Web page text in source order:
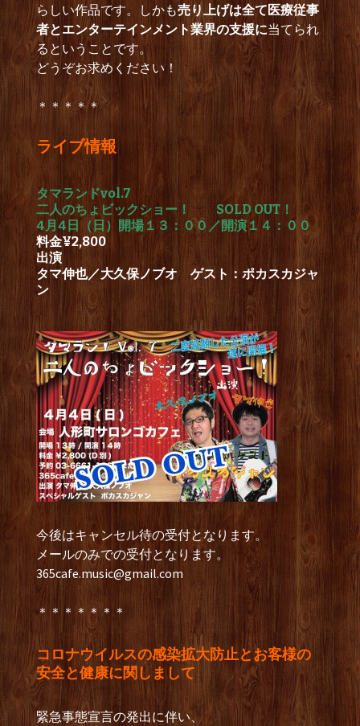
らしい作品です。しかも売り上げは全て医療従事
者とエンターテインメント業界の支援に当てられ
るということです。
どうぞお求めください！
＊＊＊＊＊
ライブ情報
タマランドvol.7
二人のちょビックショー！ SOLD OUT！
4月4日（日）開場１３：００／開演１４：００
料金¥2,800
出演
タマ伸也／大久保ノブオ ゲスト：ポカスカジャ
ン
今後はキャンセル待の受付となります。
メールのみでの受付となります。
365cafe.music@gmail.com
＊＊＊＊＊＊＊
コロナウイルスの感染拡大防止とお客様の
安全と健康に関しまして
緊急事態宣言の発出に伴い、